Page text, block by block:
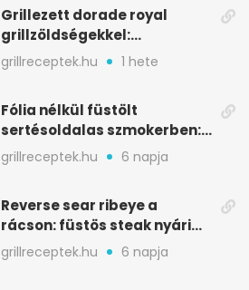
Grillezett dorade royal
grillzöldségekkel:
mediterrán ízek a rostélyról
grillreceptek.hu 1 hete
Fólia nélkül füstölt
sertésoldalas szmokerben:
ropogós bark, 6 óra
grillreceptek.hu 6 napja
Reverse sear ribeye a
rácson: füstös steak nyári
tökkebabbal
grillreceptek.hu 6 napja